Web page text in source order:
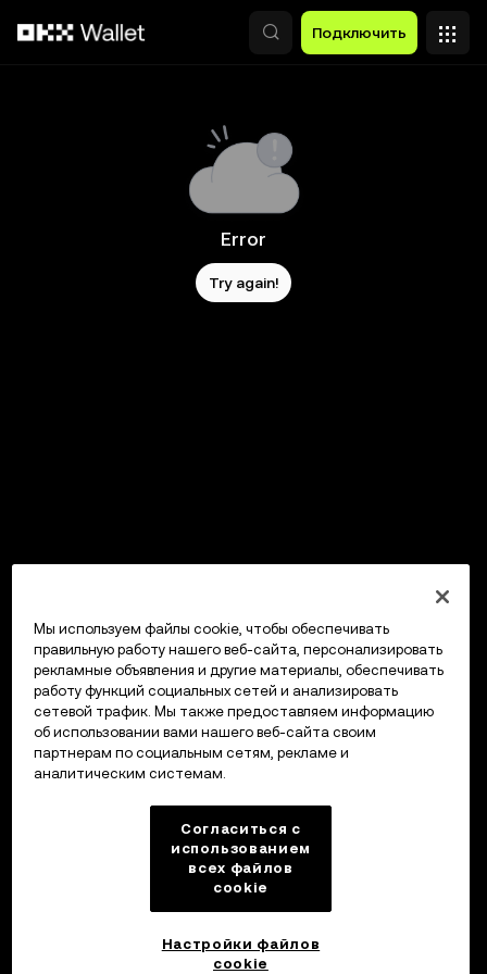
Подключить
Error
Try again!
Мы используем файлы cookie, чтобы обеспечивать
правильную работу нашего веб-сайта, персонализировать
рекламные объявления и другие материалы, обеспечивать
работу функций социальных сетей и анализировать
сетевой трафик. Мы также предоставляем информацию
об использовании вами нашего веб-сайта своим
партнерам по социальным сетям, рекламе и
аналитическим системам.
Согласиться с
использованием
всех файлов
cookie
Настройки файлов
cookie